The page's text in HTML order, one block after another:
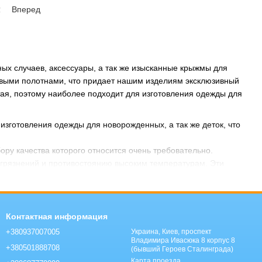
случаев, аксессуары, а так же изысканные крыжмы для
полотнами, что придает нашим изделиям эксклюзивный
поэтому наиболее подходит для изготовления одежды для
одежды для новорожденных, а так же деток, что
качества которого относится очень требовательно.
проблем со статическим электричеством, устойчив к
всего дня кожа малыша будет в полном комфорте.
Вперед
Контактная информация
+380937007005
+380501888708
Украина, Киев, проспект
Владимира Ивасюка 8 корпус 8
(бывший Героев Сталинграда)